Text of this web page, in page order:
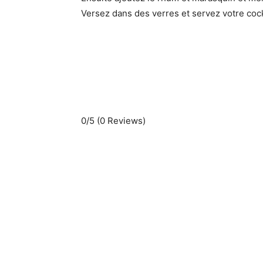
Versez dans des verres et servez votre
0/5 (0 Reviews)